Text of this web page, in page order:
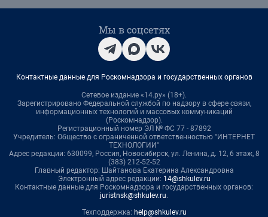
Мы в соцсетях
Контактные данные для Роскомнадзора и государственных органов
Сетевое издание «14.ру» (18+).
Зарегистрировано Федеральной службой по надзору в сфере связи,
информационных технологий и массовых коммуникаций
(Роскомнадзор).
Регистрационный номер ЭЛ № ФС 77 - 87892
Учредитель: Общество с ограниченной ответственностью "ИНТЕРНЕТ
ТЕХНОЛОГИИ"
Адрес редакции: 630099, Россия, Новосибирск, ул. Ленина, д. 12, 6 этаж, 8
(383) 212-52-52
Главный редактор: Шайтанова Екатерина Александровна
Электронный адрес редакции: 14@shkulev.ru
Контактные данные для Роскомнадзора и государственных органов:
juristnsk@shkulev.ru.
Техподдержка: help@shkulev.ru